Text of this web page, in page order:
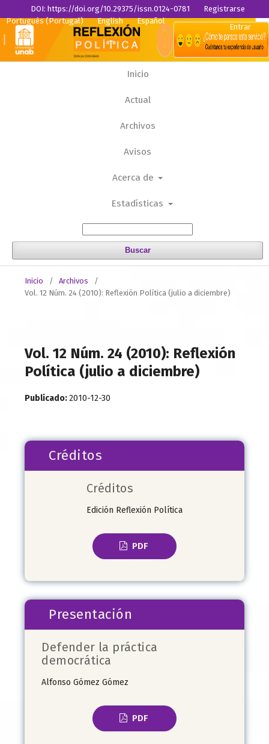
Inicio
Actual
Archivos
Avisos
Acerca de
Estadísticas
Buscar
Portugués (Portugal) English Español
DOI: https://doi.org/10.29375/issn.0124-0781
Registrarse
Entrar
Inicio / Archivos
/
Vol. 12 Núm. 24 (2010): Reflexión Política (julio a diciembre)
Vol. 12 Núm. 24 (2010): Reflexión
Política (julio a diciembre)
Publicado:2010-12-30
Créditos
Créditos
Edición Reflexión Política
PDF
Presentación
Defender la práctica
democrática
Alfonso Gómez Gómez
PDF